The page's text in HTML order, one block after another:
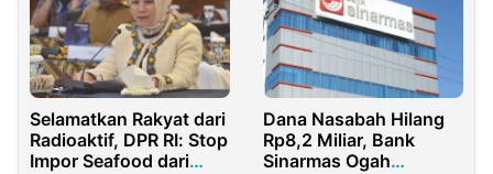
Selamatkan Rakyat dari
Radioaktif, DPR RI: Stop
Impor Seafood dari
Dana Nasabah Hilang
Rp8,2 Miliar, Bank
Sinarmas Ogah